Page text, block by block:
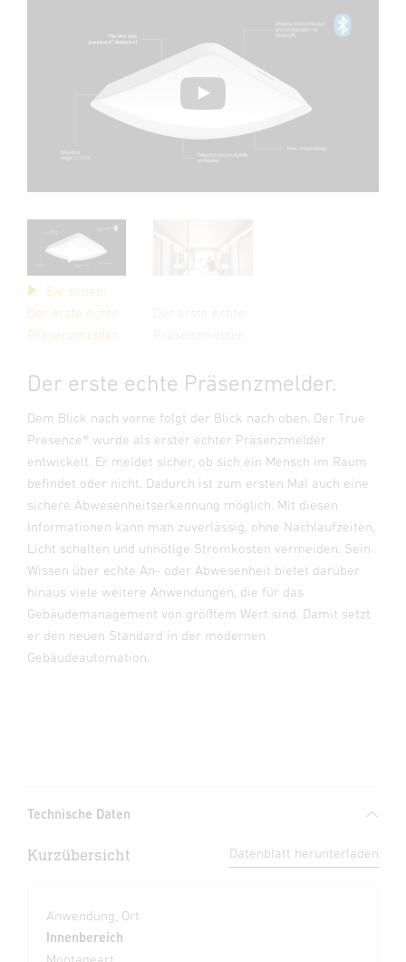
Sie sehen:
Der erste echte
Präsenzmelder.
Der erste echte Präsenzmelder.
Dem Blick nach vorne folgt der Blick nach oben. Der True
Presence® wurde als erster echter Präsenzmelder
entwickelt. Er meldet sicher, ob sich ein Mensch im Raum
befindet oder nicht. Dadurch ist zum ersten Mal auch eine
sichere Abwesenheitserkennung möglich. Mit diesen
Informationen kann man zuverlässig, ohne Nachlaufzeiten,
Licht schalten und unnötige Stromkosten vermeiden. Sein
Wissen über echte An- oder Abwesenheit bietet darüber
hinaus viele weitere Anwendungen, die für das
Gebäudemanagement von größtem Wert sind. Damit setzt
er den neuen Standard in der modernen
Gebäudeautomation.
Technische Daten
Kurzübersicht Datenblatt herunterladen
Anwendung, Ort
Innenbereich
Montageart